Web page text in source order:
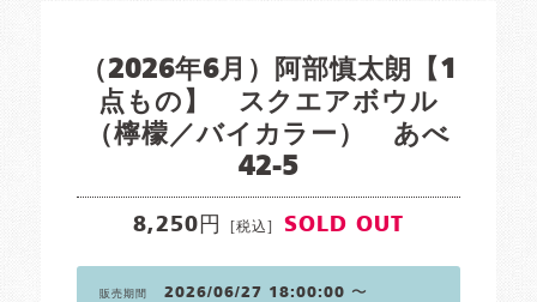
（2026年6月）阿部慎太朗【1
点もの】 スクエアボウル
（檸檬／バイカラー） あべ
42-5
8,250円 [税込] SOLD OUT
販売期間 2026/06/27 18:00:00 〜